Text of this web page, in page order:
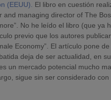
(EEUU). El libro en cuestión
and managing director of The
No he leído el libro (que ya
previo que los autores
Economy”. El artículo pone
deja de ser actualidad, en
un mercado potencial mucho
sigue sin ser considerado